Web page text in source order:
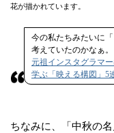
花が描かれています。
今の私たちみたいに
考えていたのかなぁ。
元祖インスタグラマ
学ぶ「映える構図」5
ちなみに、「中秋の